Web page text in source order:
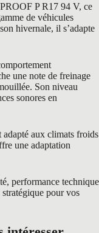
P R17 94 V, ce
de véhicules
hivernale, il s’adapte
une note de freinage
Son niveau
sonores en
aux climats froids
une adaptation
performance technique
pour vos